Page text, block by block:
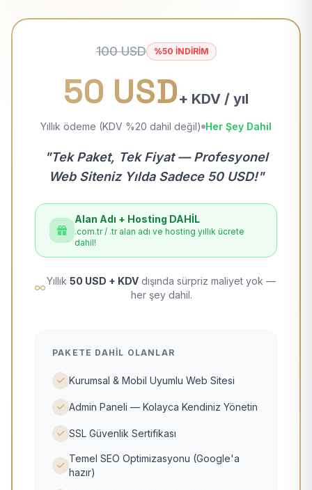
100 USD %50 İNDİRİM
50 USD+ KDV / yıl
Yıllık ödeme (KDV %20 dahil değil) Her Şey Dahil
"Tek Paket, Tek Fiyat — Profesyonel
Web Siteniz Yılda Sadece 50 USD!"
Alan Adı + Hosting DAHİL
.com.tr / .tr alan adı ve hosting yıllık ücrete
dahil!
Yıllık 50 USD + KDV dışında sürpriz maliyet yok —
her şey dahil.
PAKETE DAHIL OLANLAR
Kurumsal & Mobil Uyumlu Web Sitesi
Admin Paneli — Kolayca Kendiniz Yönetin
SSL Güvenlik Sertifikası
Temel SEO Optimizasyonu (Google'a
hazır)